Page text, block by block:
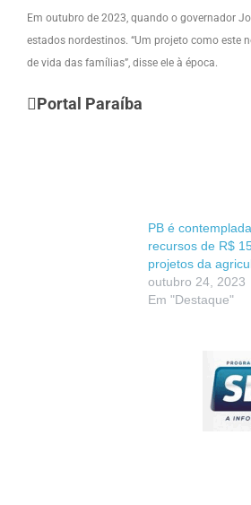
Em outubro de 2023, quando o governador
estados nordestinos. “Um projeto como este
de vida das famílias”, disse ele à época.
Portal Paraíba
PB é
recursos de R$
projetos da
outubro 24, 2023
Em "Destaque"